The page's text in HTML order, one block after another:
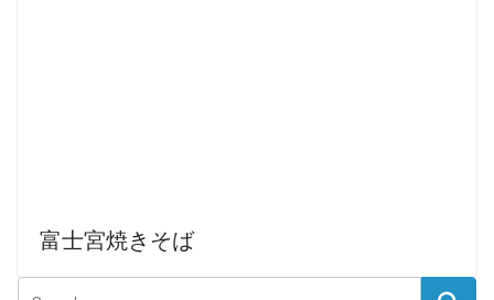
富士宮焼きそば